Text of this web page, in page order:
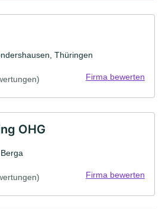
Thüringen
Firma bewerten
OHG
Firma bewerten